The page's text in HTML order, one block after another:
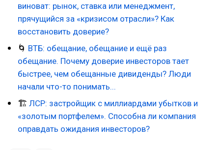
виноват: рынок, ставка или менеджмент,
прячущийся за «кризисом отрасли»? Как
восстановить доверие?
🌀 ВТБ: обещание, обещание и ещё раз
обещание. Почему доверие инвесторов тает
быстрее, чем обещанные дивиденды? Люди
начали что-то понимать...
🏗 ЛСР: застройщик с миллиардами убытков и
«золотым портфелем». Способна ли компания
оправдать ожидания инвесторов?